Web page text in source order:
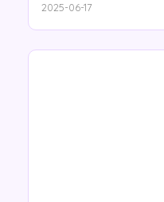
2025-06-17